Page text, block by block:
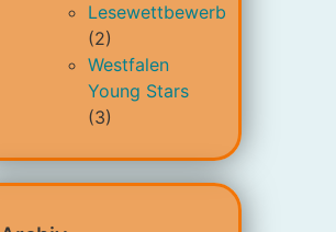
Lesewettbewerb
(2)
Westfalen
Young Stars
(3)